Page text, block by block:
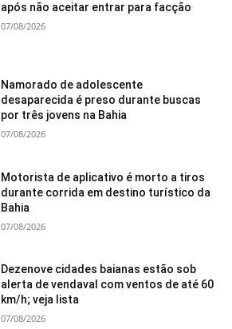
após não aceitar entrar para facção
07/08/2026
Namorado de adolescente
desaparecida é preso durante buscas
por três jovens na Bahia
07/08/2026
Motorista de aplicativo é morto a tiros
durante corrida em destino turístico da
Bahia
07/08/2026
Dezenove cidades baianas estão sob
alerta de vendaval com ventos de até 60
km/h; veja lista
07/08/2026